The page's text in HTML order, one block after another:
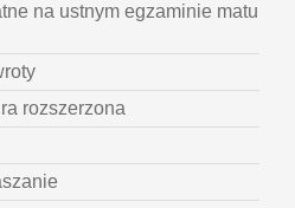
na ustnym egzaminie matu
rozszerzona